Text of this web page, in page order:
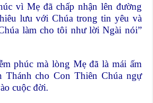
vì Mẹ đã chấp nhận lên đường
lưu với Chúa trong tin yêu và
làm cho tôi như lời Ngài nói”
phúc mà lòng Mẹ đã là mái ấm
Thánh cho Con Thiên Chúa ngự
cuộc đời.